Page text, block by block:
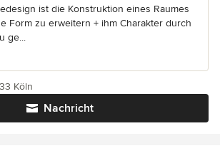
ist die Konstruktion eines Raumes
Form zu erweitern + ihm Charakter durch
ge...
Nachricht
Köln